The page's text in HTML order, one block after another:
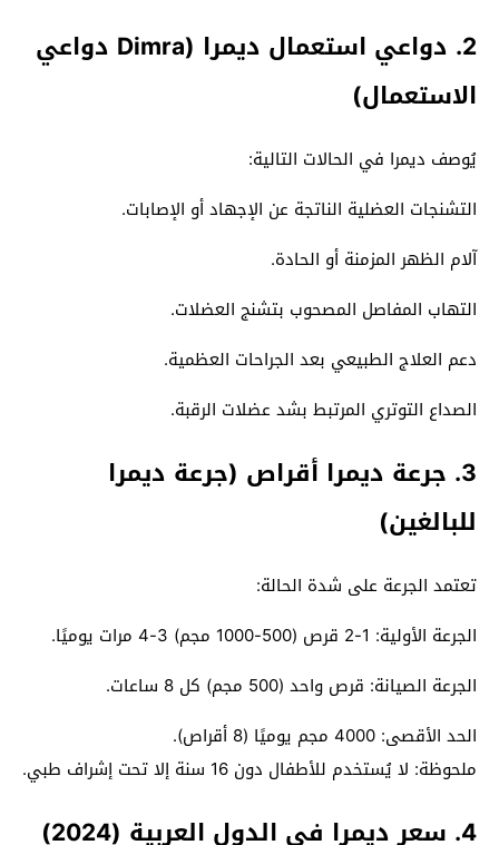
2. دواعي استعمال ديمرا (Dimra دواعي
الاستعمال)
يُوصف ديمرا في الحالات التالية:
التشنجات العضلية الناتجة عن الإجهاد أو الإصابات.
آلام الظهر المزمنة أو الحادة.
التهاب المفاصل المصحوب بتشنج العضلات.
دعم العلاج الطبيعي بعد الجراحات العظمية.
الصداع التوتري المرتبط بشد عضلات الرقبة.
3. جرعة ديمرا أقراص (جرعة ديمرا
للبالغين)
تعتمد الجرعة على شدة الحالة:
الجرعة الأولية: 1-2 قرص (500-1000 مجم) 3-4 مرات يوميًا.
الجرعة الصيانة: قرص واحد (500 مجم) كل 8 ساعات.
الحد الأقصى: 4000 مجم يوميًا (8 أقراص).
ملحوظة: لا يُستخدم للأطفال دون 16 سنة إلا تحت إشراف طبي.
4. سعر ديمرا في الدول العربية (2024)